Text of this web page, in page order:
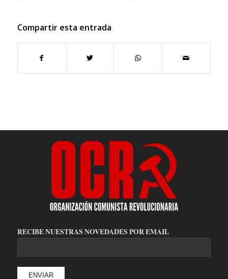
Compartir esta entrada
RECIBE NUESTRAS NOVEDADES POR EMAIL